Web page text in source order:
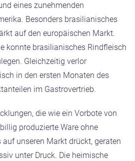
eines zunehmenden
Besonders brasilianisches
auf den europäischen Markt.
konnte brasilianisches Rindfleisch
Gleichzeitig verlor
in den ersten Monaten des
im Gastrovertrieb.
die wie ein Vorbote von
produzierte Ware ohne
unseren Markt drückt, geraten
unter Druck. Die heimische